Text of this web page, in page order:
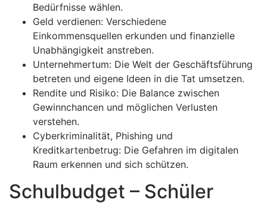
Bedürfnisse wählen.
Geld verdienen: Verschiedene
Einkommensquellen erkunden und finanzielle
Unabhängigkeit anstreben.
Unternehmertum: Die Welt der Geschäftsführung
betreten und eigene Ideen in die Tat umsetzen.
Rendite und Risiko: Die Balance zwischen
Gewinnchancen und möglichen Verlusten
verstehen.
Cyberkriminalität, Phishing und
Kreditkartenbetrug: Die Gefahren im digitalen
Raum erkennen und sich schützen.
Schulbudget – Schüler